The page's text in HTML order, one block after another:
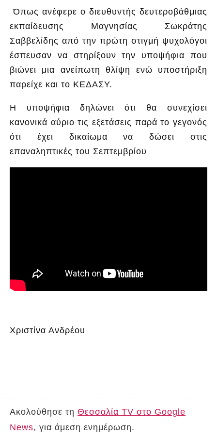
Όπως ανέφερε ο διευθυντής δευτεροβάθμιας
εκπαίδευσης Μαγνησίας Σωκράτης
Σαββελίδης από την πρώτη στιγμή ψυχολόγοι
έσπευσαν να στηρίξουν την υποψήφια που
βιώνει μια ανείπωτη θλίψη ενώ υποστήριξη
παρείχε και το ΚΕΔΑΣΥ.
Η υποψήφια δηλώνει ότι θα συνεχίσει
κανονικά αύριο τις εξετάσεις παρά το γεγονός
ότι έχει δικαίωμα να δώσει στις
επαναληπτικές του Σεπτεμβρίου
Χριστίνα Ανδρέου
Ακολούθησε τη Θεσσαλία TV στο Google
News, για άμεση ενημέρωση.